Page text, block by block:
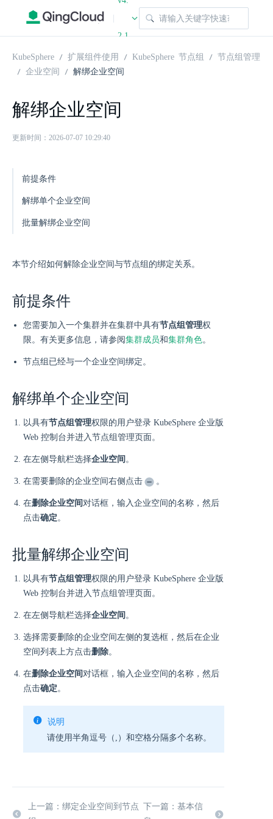
|
2.1
KubeSphere 扩展组件使用 KubeSphere 节点组
节点组管理
企业空间
解绑企业空间
解绑企业空间
更新时间：2026-07-07 10:29:40
前提条件
解绑单个企业空间
批量解绑企业空间
本节介绍如何解除企业空间与节点组的绑定关系。
前提条件
您需要加入一个集群并在集群中具有节点组管理权
限。有关更多信息，请参阅集群成员和集群角色。
节点组已经与一个企业空间绑定。
解绑单个企业空间
以具有节点组管理权限的用户登录 KubeSphere 企业版
Web 控制台并进入节点组管理页面。
在左侧导航栏选择企业空间 。
在需要删除的企业空间右侧点击 。
在删除企业空间对话框，输入企业空间的名称，然后
点击确定。
批量解绑企业空间
以具有节点组管理权限的用户登录 KubeSphere 企业版
Web 控制台并进入节点组管理页面。
在左侧导航栏选择企业空间 。
选择需要删除的企业空间左侧的复选框，然后在企业
空间列表上方点击删除。
在删除企业空间对话框，输入企业空间的名称，然后
点击确定。
说明
请使用半角逗号（,）和空格分隔多个名称。
上一篇：绑定企业空间到节点 下一篇：基本信